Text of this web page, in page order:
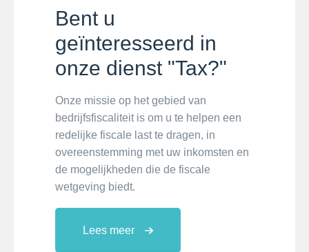
Bent u
geïnteresseerd in
onze dienst "Tax?"
Onze missie op het gebied van
bedrijfsfiscaliteit is om u te helpen een
redelijke fiscale last te dragen, in
overeenstemming met uw inkomsten en
de mogelijkheden die de fiscale
wetgeving biedt.
Lees meer